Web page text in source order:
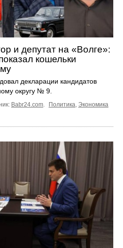
и депутат на «Волге»:
кошельки
декларации кандидатов
округу № 9.
Babr24.com. Политика, Экономика